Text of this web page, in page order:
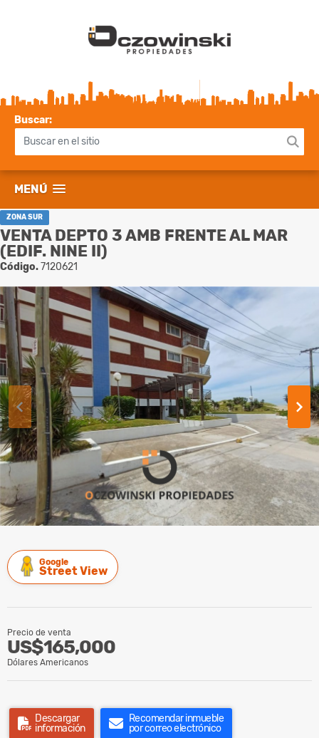
Buscar:
MENÚ
ZONA SUR
VENTA DEPTO 3 AMB FRENTE AL MAR
(EDIF. NINE II)
Código.7120621
Google
Street View
Precio de venta
US$165,000
Dólares Americanos
Descargar
información
Recomendar inmueble
por correo electrónico